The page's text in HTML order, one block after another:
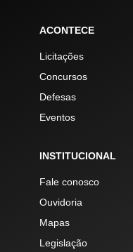
ACONTECE
Licitações
Concursos
Defesas
Eventos
INSTITUCIONAL
Fale conosco
Ouvidoria
Mapas
Legislação